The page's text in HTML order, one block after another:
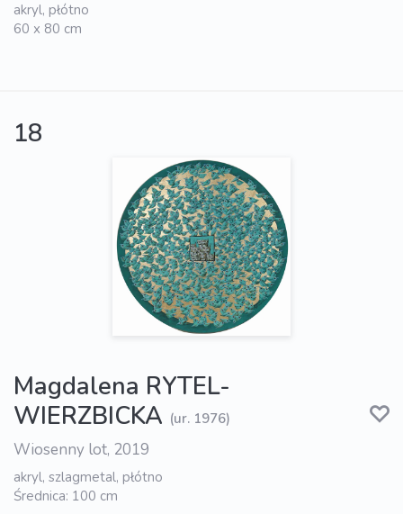
akryl, płótno
60 x 80 cm
18
Magdalena RYTEL-
WIERZBICKA (ur. 1976)
Wiosenny lot, 2019
akryl, szlagmetal, płótno
Średnica: 100 cm